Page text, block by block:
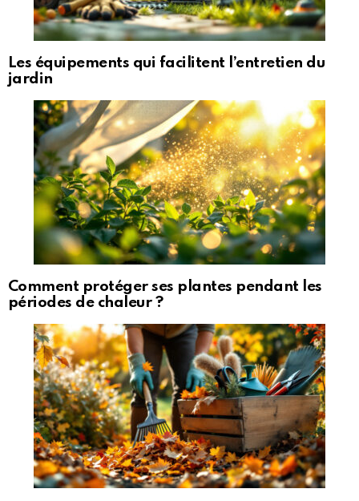
Les équipements qui facilitent l’entretien du
jardin
Comment protéger ses plantes pendant les
périodes de chaleur ?